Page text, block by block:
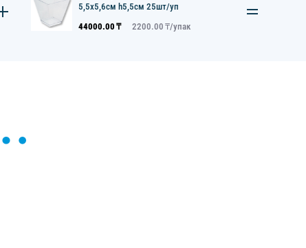
5,5х5,6см h5,5см 25шт/уп
44000.00 ₸ 2200.00 ₸/упак